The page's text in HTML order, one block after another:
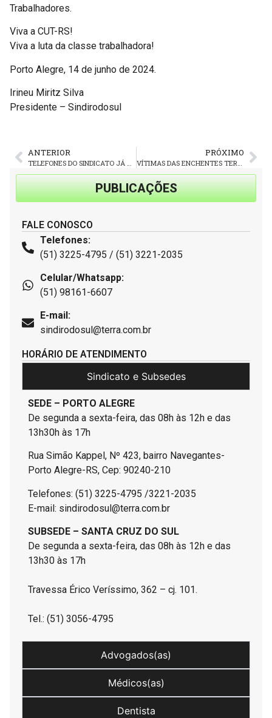
Trabalhadores.
Viva a CUT-RS!
Viva a luta da classe trabalhadora!
Porto Alegre, 14 de junho de 2024.
Irineu Miritz Silva
Presidente – Sindirodosul
ANTERIOR PRÓXIMO
PUBLICAÇÕES
FALE CONOSCO
Telefones:
(51) 3225-4795 / (51) 3221-2035
Celular/Whatsapp:
(51) 98161-6607
E-mail:
sindirodosul@terra.com.br
HORÁRIO DE ATENDIMENTO
Sindicato e Subsedes
SEDE – PORTO ALEGRE
De segunda a sexta-feira, das 08h às 12h e das
13h30h às 17h
Rua Simão Kappel, Nº 423, bairro Navegantes-
Porto Alegre-RS, Cep: 90240-210
Telefones: (51) 3225-4795 /3221-2035
E-mail: sindirodosul@terra.com.br
SUBSEDE – SANTA CRUZ DO SUL
De segunda a sexta-feira, das 08h às 12h e das
13h30 às 17h
Travessa Érico Veríssimo, 362 – cj. 101.
Tel.: (51) 3056-4795
Advogados(as)
Médicos(as)
Dentista